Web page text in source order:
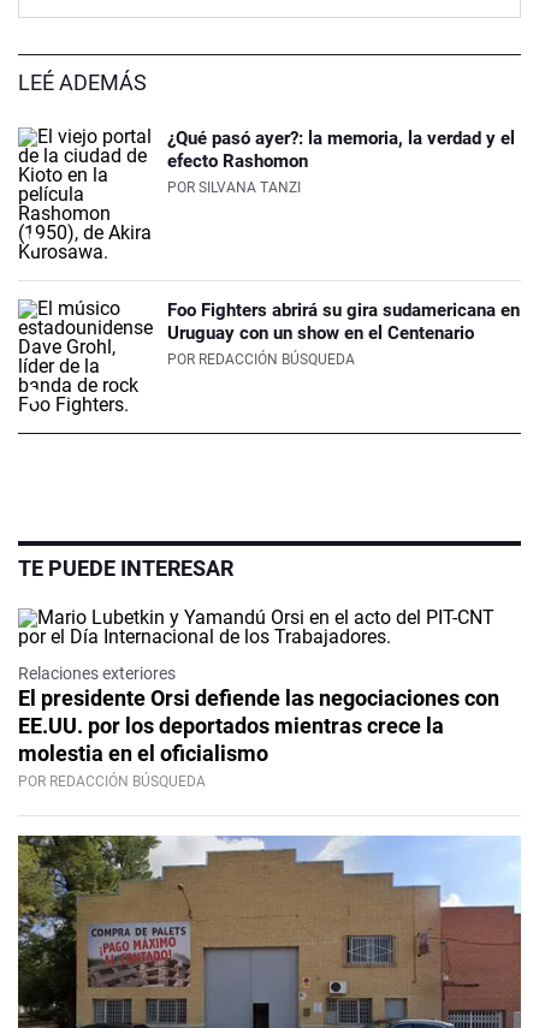
LEÉ ADEMÁS
¿Qué pasó ayer?: la memoria, la verdad y el
efecto Rashomon
POR SILVANA TANZI
Foo Fighters abrirá su gira sudamericana en
Uruguay con un show en el Centenario
POR REDACCIÓN BÚSQUEDA
TE PUEDE INTERESAR
Relaciones exteriores
El presidente Orsi defiende las negociaciones con
EE.UU. por los deportados mientras crece la
molestia en el oficialismo
POR REDACCIÓN BÚSQUEDA